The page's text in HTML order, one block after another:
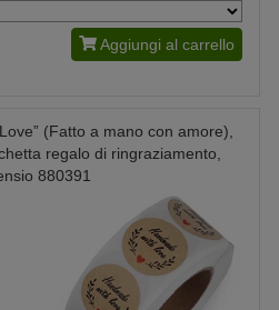
Aggiungi al carrello
(Fatto a mano con amore),
regalo di ringraziamento,
880391